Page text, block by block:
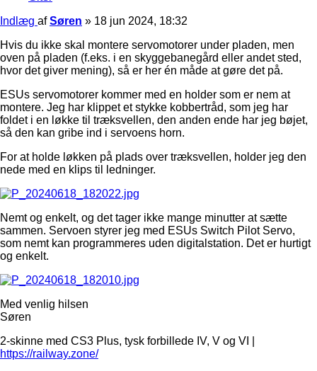
Indlæg afSøren » 18 jun 2024, 18:32
Hvis du ikke skal montere servomotorer under pladen, men
oven på pladen (f.eks. i en skyggebanegård eller andet sted,
hvor det giver mening), så er her én måde at gøre det på.
ESUs servomotorer kommer med en holder som er nem at
montere. Jeg har klippet et stykke kobbertråd, som jeg har
foldet i en løkke til træksvellen, den anden ende har jeg bøjet,
så den kan gribe ind i servoens horn.
For at holde løkken på plads over træksvellen, holder jeg den
nede med en klips til ledninger.
Nemt og enkelt, og det tager ikke mange minutter at sætte
sammen. Servoen styrer jeg med ESUs Switch Pilot Servo,
som nemt kan programmeres uden digitalstation. Det er hurtigt
og enkelt.
Med venlig hilsen
Søren
2-skinne med CS3 Plus, tysk forbillede IV, V og VI |
https://railway.zone/